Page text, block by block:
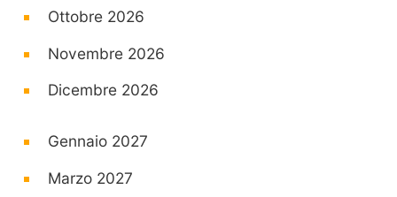
Ottobre 2026
Novembre 2026
Dicembre 2026
Gennaio 2027
Marzo 2027